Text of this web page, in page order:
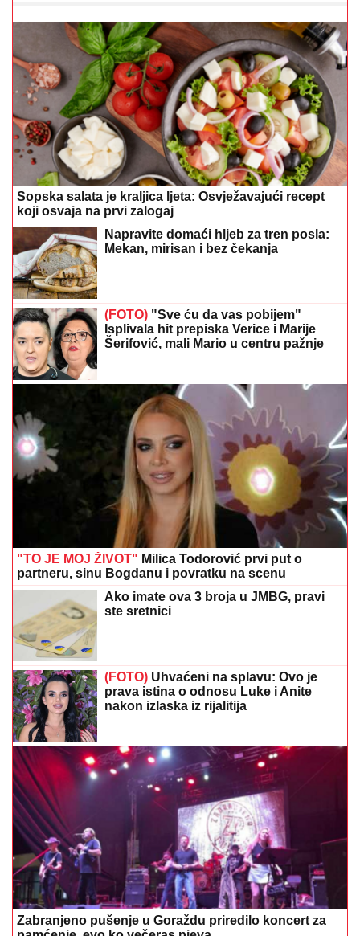
Šopska salata je kraljica ljeta: Osvježavajući recept
koji osvaja na prvi zalogaj
Napravite domaći hljeb za tren posla:
Mekan, mirisan i bez čekanja
(FOTO) "Sve ću da vas pobijem"
Isplivala hit prepiska Verice i Marije
Šerifović, mali Mario u centru pažnje
"TO JE MOJ ŽIVOT" Milica Todorović prvi put o
partneru, sinu Bogdanu i povratku na scenu
Ako imate ova 3 broja u JMBG, pravi
ste sretnici
(FOTO) Uhvaćeni na splavu: Ovo je
prava istina o odnosu Luke i Anite
nakon izlaska iz rijalitija
Zabranjeno pušenje u Goraždu priredilo koncert za